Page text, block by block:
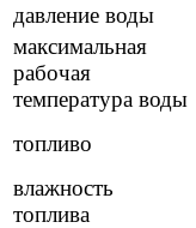
давление воды
максимальная
рабочая
температура воды
топливо
влажность
топлива